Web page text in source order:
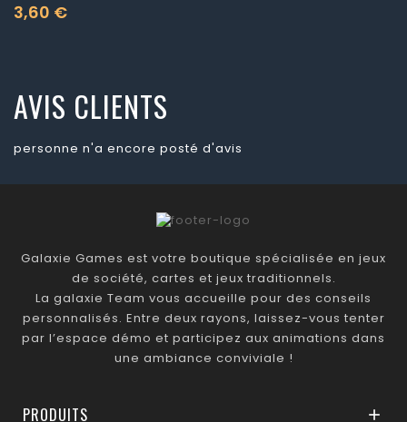
3,60 €
Prix
AVIS CLIENTS
personne n'a encore posté d'avis
Galaxie Games est votre boutique spécialisée en jeux
de société, cartes et jeux traditionnels.
La galaxie Team vous accueille pour des conseils
personnalisés. Entre deux rayons, laissez-vous tenter
par l’espace démo et participez aux animations dans
une ambiance conviviale !
PRODUITS 